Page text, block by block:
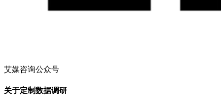
艾媒咨询公众号
关于定制数据调研